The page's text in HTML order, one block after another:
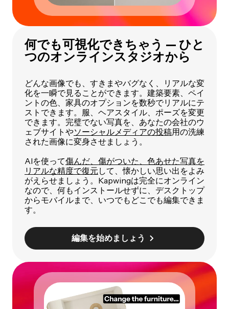
何でも可視化できちゃう — ひと
つのオンラインスタジオから
どんな画像でも、すきまやバグなく、リアルな変
化を一瞬で見ることができます。建築要素、ペイ
ントの色、家具のオプションを数秒でリアルにテ
ストできます。服、ヘアスタイル、ポーズを変更
できます。完璧でない写真を、あなたの会社のウ
ェブサイトやソーシャルメディアの投稿用の洗練
された画像に変身させましょう。
AIを使って傷んだ、傷がついた、色あせた写真を
リアルな精度で復元 して、懐かしい思い出をよみ
がえらせましょう。Kapwingは完全にオンライン
なので、何もインストールせずに、デスクトップ
からモバイルまで、いつでもどこでも編集できま
す。
編集を始めましょう